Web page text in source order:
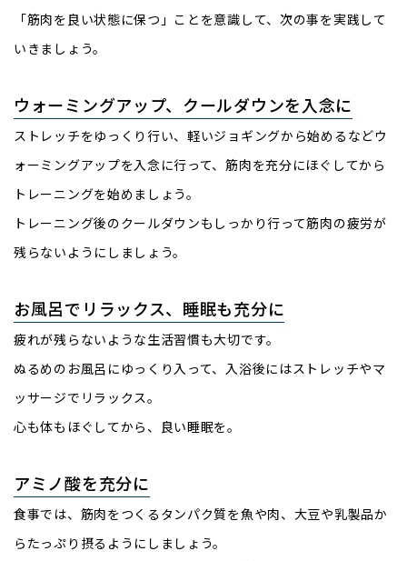
「筋肉を良い状態に保つ」ことを意識して、次の事を実践して
いきましょう。
ウォーミングアップ、クールダウンを入念に
ストレッチをゆっくり行い、軽いジョギングから始めるなどウ
ォーミングアップを入念に行って、筋肉を充分にほぐしてから
トレーニングを始めましょう。
トレーニング後のクールダウンもしっかり行って筋肉の疲労が
残らないようにしましょう。
お風呂でリラックス、睡眠も充分に
疲れが残らないような生活習慣も大切です。
ぬるめのお風呂にゆっくり入って、入浴後にはストレッチやマ
ッサージでリラックス。
心も体もほぐしてから、良い睡眠を。
アミノ酸を充分に
食事では、筋肉をつくるタンパク質を魚や肉、大豆や乳製品か
らたっぷり摂るようにしましょう。